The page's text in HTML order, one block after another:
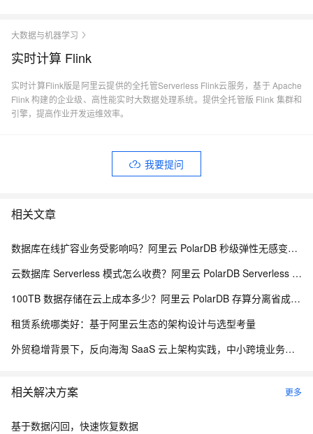
大数据与机器学习
实时计算 Flink
实时计算Flink版是阿里云提供的全托管Serverless Flink云服务，基于 Apache
Flink 构建的企业级、高性能实时大数据处理系统。提供全托管版 Flink 集群和
引擎，提高作业开发运维效率。
我要提问
相关文章
数据库在线扩容业务受影响吗？阿里云 PolarDB 秒级弹性无感变配解析
云数据库 Serverless 模式怎么收费？阿里云 PolarDB Serverless 按需计费解析
100TB 数据存储在云上成本多少？阿里云 PolarDB 存算分离省成本解析
租赁系统哪类好：基于阿里云生态的架构设计与选型考量
外贸稳增背景下，反向海淘 SaaS 云上架构实践，中小跨境业务如何低成本扛住流量脉冲
相关解决方案 更多
基于数据闪回，快速恢复数据